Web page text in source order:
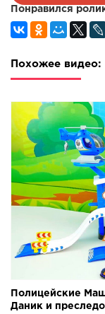
Понравился
Похожее видео:
Полицейские
Даник и